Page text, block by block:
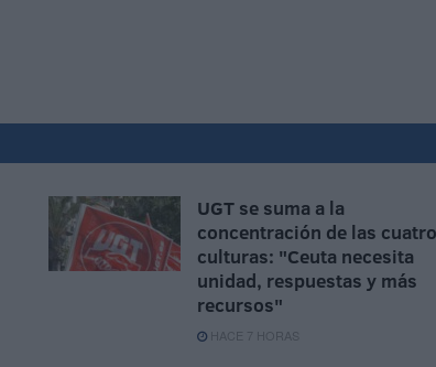
UGT se suma a la
concentración de las cuatro
culturas: "Ceuta necesita
unidad, respuestas y más
recursos"
HACE 7 HORAS